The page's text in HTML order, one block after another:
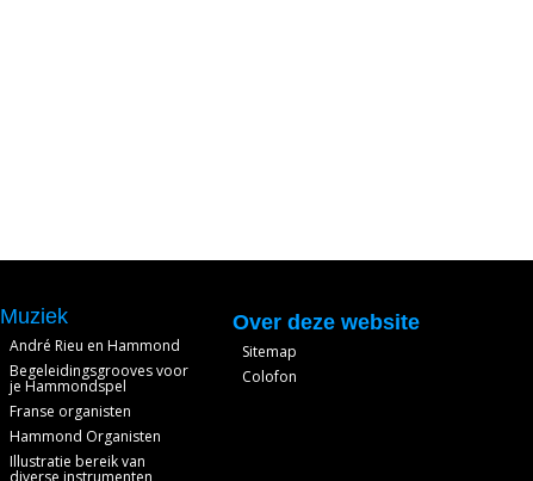
Muziek
André Rieu en Hammond
Begeleidingsgrooves voor
je Hammondspel
Franse organisten
Hammond Organisten
Illustratie bereik van
diverse instrumenten
Over deze website
Sitemap
Colofon